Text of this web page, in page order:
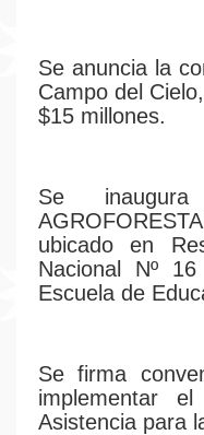
Se anuncia la
Campo del
$15 millones.
Se inaugura
ubicado en
Nacional Nº
Escuela de
Se firma
implementar
Asistencia para